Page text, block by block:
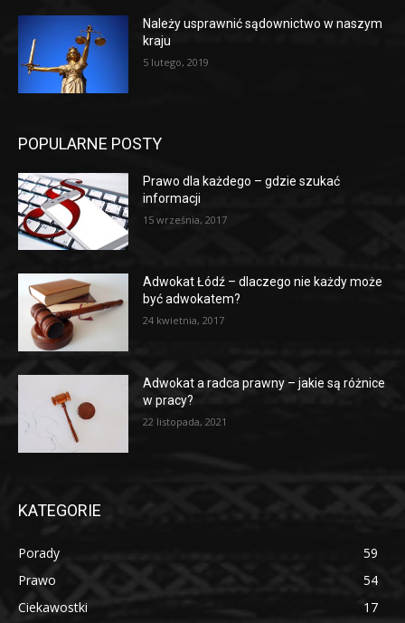
Należy usprawnić sądownictwo w naszym
kraju
5 lutego, 2019
POPULARNE POSTY
Prawo dla każdego – gdzie szukać
informacji
15 września, 2017
Adwokat Łódź – dlaczego nie każdy może
być adwokatem?
24 kwietnia, 2017
Adwokat a radca prawny – jakie są różnice
w pracy?
22 listopada, 2021
KATEGORIE
Porady
59
Prawo
54
Ciekawostki
17